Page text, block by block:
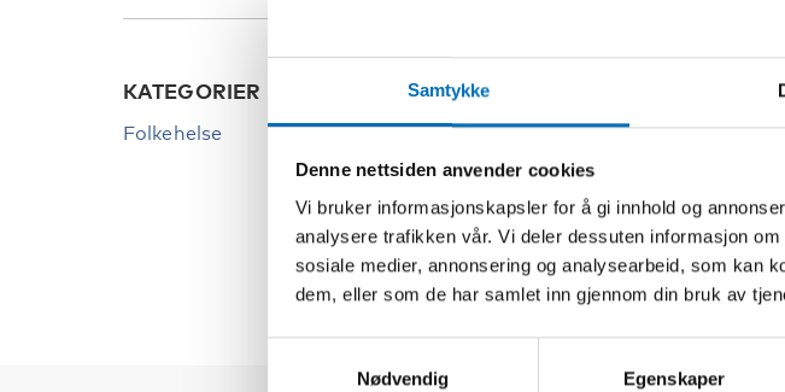
Samtykke
Denne nettsiden anvender cookies
Vi bruker informasjonskapsler for å gi innhold og
analysere trafikken vår. Vi deler dessuten informasjon
sosiale medier, annonsering og analysearbeid, som kan
dem, eller som de har samlet inn gjennom din bruk av
Nødvendig
Egenskaper
KATEGORIER
Folkehelse
NØKKELORD
Alkohol
Graviditet
Rusmidler